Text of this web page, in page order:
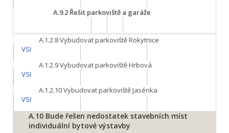
A.9.2 Řešit parkoviště a garáže
A.1.2.8Vybudovat parkoviště Rokytnice
VSI
A.1.2.9Vybudovat parkoviště Hrbová
VSI
A.1.2.10Vybudovat parkoviště Jasénka
VSI
A.10 Bude řešen nedostatek stavebních míst
individuální bytové výstavby